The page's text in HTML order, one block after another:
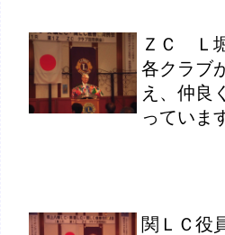
ＺＣ Ｌ
各クラブ
え、仲良
っていま
関ＬＣ役